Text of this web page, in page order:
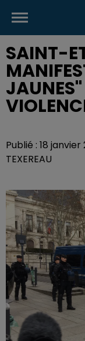
SAINT-
JAUNES"
Publié : 18 janvier
TEXEREAU